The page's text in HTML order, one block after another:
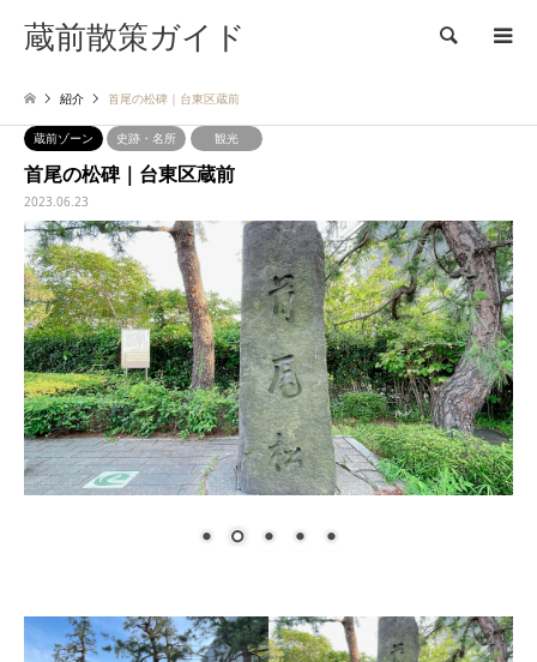
蔵前散策ガイド 検索
紹介 首尾の松碑｜台東区蔵前
蔵前ゾーン 史跡・名所 観光
首尾の松碑｜台東区蔵前
2023.06.23